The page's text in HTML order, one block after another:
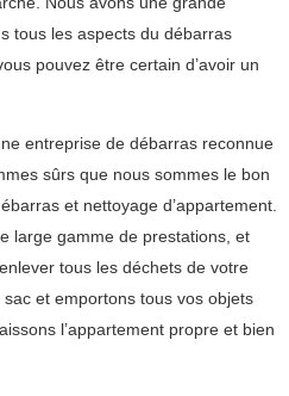
tous les aspects du débarras
pouvez être certain d’avoir un
entreprise de débarras reconnue
sûrs que nous sommes le bon
et nettoyage d’appartement.
large gamme de prestations, et
tous les déchets de votre
et emportons tous vos objets
l’appartement propre et bien